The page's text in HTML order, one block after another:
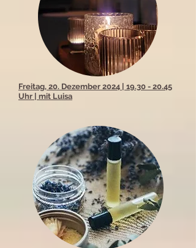
Freitag, 20. Dezember 2024 | 19.30 - 20.45
Uhr | mit Luisa